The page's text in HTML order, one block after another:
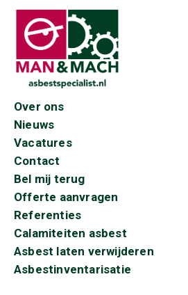
Over ons
Nieuws
Vacatures
Contact
Bel mij terug
Offerte aanvragen
Referenties
Calamiteiten asbest
Asbest laten verwijderen
Asbestinventarisatie